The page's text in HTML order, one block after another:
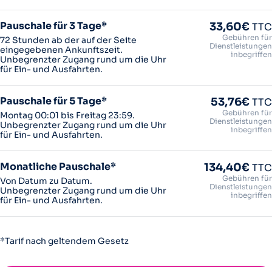
Pauschale für 3 Tage*
72 Stunden ab der auf der Seite
eingegebenen Ankunftszeit.
Unbegrenzter Zugang rund um die Uhr
für Ein- und Ausfahrten.
33,60€TTC
Gebühren für
Dienstleistungen
inbegriffen
Pauschale für 5 Tage*
Montag 00:01 bis Freitag 23:59.
Unbegrenzter Zugang rund um die Uhr
für Ein- und Ausfahrten.
53,76€TTC
Gebühren für
Dienstleistungen
inbegriffen
Monatliche Pauschale*
Von Datum zu Datum.
Unbegrenzter Zugang rund um die Uhr
für Ein- und Ausfahrten.
134,40€TTC
Gebühren für
Dienstleistungen
inbegriffen
*Tarif nach geltendem Gesetz